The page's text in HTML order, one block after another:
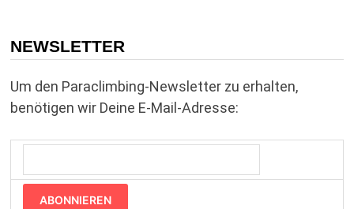
NEWSLETTER
Um den Paraclimbing-Newsletter zu erhalten,
benötigen wir Deine E-Mail-Adresse:
ABONNIEREN